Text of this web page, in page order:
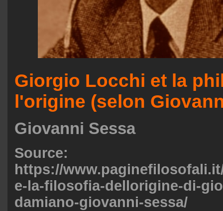
Giorgio Locchi et la
l'origine (selon
Giovanni Sessa
Source:
https://
e-la-filosofia-dellorigine-di-
damiano-giovanni-sessa/